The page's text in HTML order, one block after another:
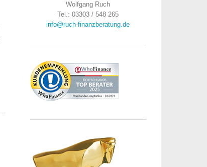
Wolfgang Ruch
Tel.: 03303 / 548 265
info@ruch-finanzberatung.de